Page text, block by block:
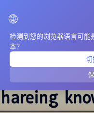
🌐
检测到您的浏览器语言可能
本？
切